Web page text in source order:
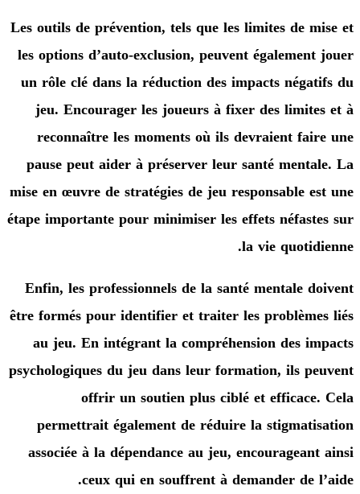
Les outils de prévention, tels que les limites de
les options d’auto-exclusion, peuvent
un rôle clé dans la réduction des impacts
jeu. Encourager les joueurs à fixer des
reconnaître les moments où ils devraient
pause peut aider à préserver leur santé
mise en œuvre de stratégies de jeu responsable
étape importante pour minimiser les effets
la vie
Enfin, les professionnels de la santé mentale
être formés pour identifier et traiter les
au jeu. En intégrant la compréhension des
psychologiques du jeu dans leur formation, ils
offrir un soutien plus ciblé et
permettrait également de réduire la
associée à la dépendance au jeu,
ceux qui en souffrent à demander